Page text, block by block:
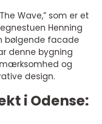
Wave,” som er et
Henning
bølgende facade
denne bygning
og
design.
i Odense: